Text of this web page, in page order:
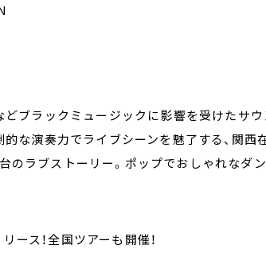
ブラックミュージックに影響を受けたサウ
な演奏力でライブシーンを魅了する、関西
のラブストーリー。ポップでおしゃれなダ
ース！全国ツアーも開催！